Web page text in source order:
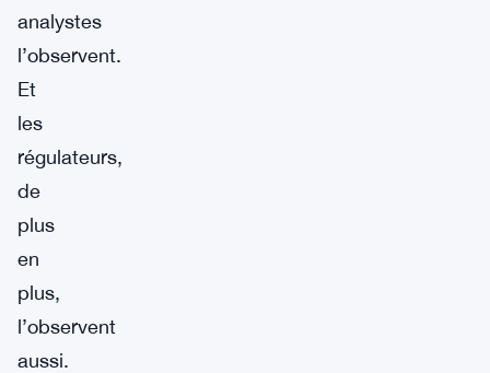
analystes
l’observent.
Et
les
régulateurs,
de
plus
en
plus,
l’observent
aussi.